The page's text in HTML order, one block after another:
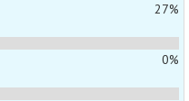
27%
0%